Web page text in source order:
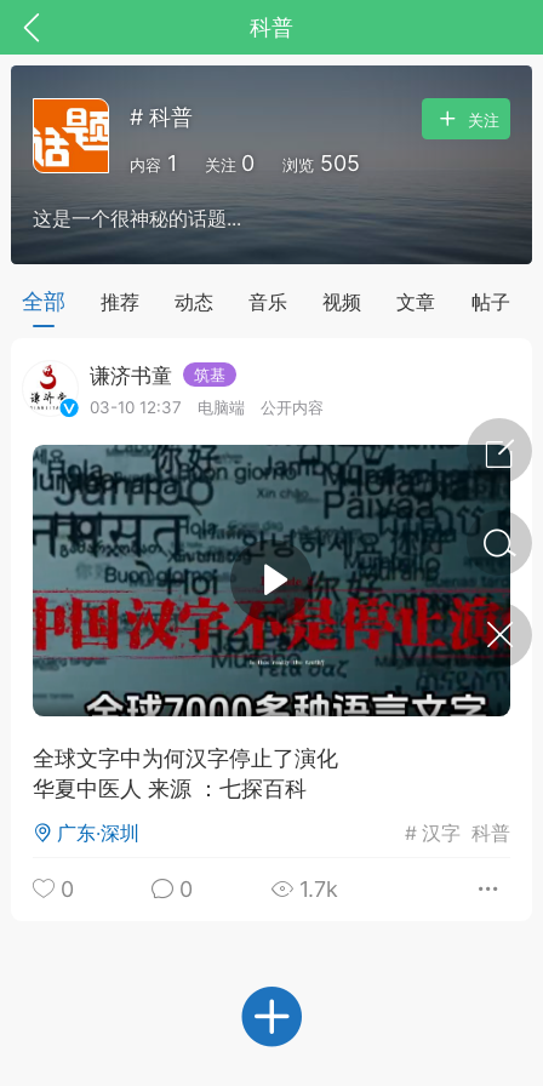
科普
，华夏中医人：家门口的中医人！
节气气象
·特急预警】关
节返乡期间“闪
急提示
0
如何购买【理肺清瘟膏】
【养正护络膏】？
小海（HAi）
平，顺时收
谷气行、营卫通：《黄帝内
经》视角下的脾胃调养要义
# 科普
内容 1 关注 0 浏览 505
关注
这是一个很神秘的话题...
全部 推荐 动态 音乐 视频 文章 帖子
谦济书童
筑基
03-10 12:37
电脑端 公开内容
全球文字中为何汉字停止了演化
华夏中医人 来源 ：七探百科
广东·深圳 #汉字 科普
0 0 1.7k